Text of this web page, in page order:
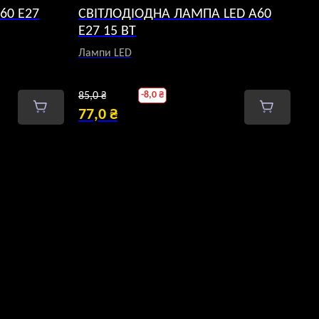
E27
СВІТЛОДІОДНА ЛАМПА LED A60
E27 15 ВТ
Лампи LED
85,0₴Оригінальна
ціна:
77,0 ₴
-8,0 ₴